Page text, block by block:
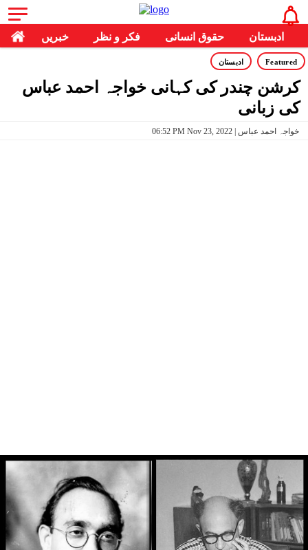
خبریں فکر و نظر حقوق انسانی ادبستان
Featured ادبستان
کرشن چندر کی کہانی خواجہ احمد عباس
کی زبانی
06:52 PM Nov 23, 2022 | خواجہ احمد عباس